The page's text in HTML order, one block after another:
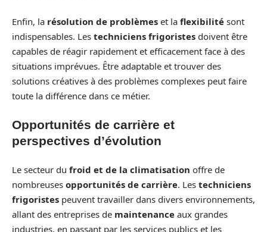
Enfin, la résolution de problèmes et la flexibilité sont
indispensables. Les techniciens frigoristes doivent être
capables de réagir rapidement et efficacement face à des
situations imprévues. Être adaptable et trouver des
solutions créatives à des problèmes complexes peut faire
toute la différence dans ce métier.
Opportunités de carrière et
perspectives d’évolution
Le secteur du froid et de la climatisation offre de
nombreuses opportunités de carrière. Les techniciens
frigoristes peuvent travailler dans divers environnements,
allant des entreprises de maintenance aux grandes
industries, en passant par les services publics et les